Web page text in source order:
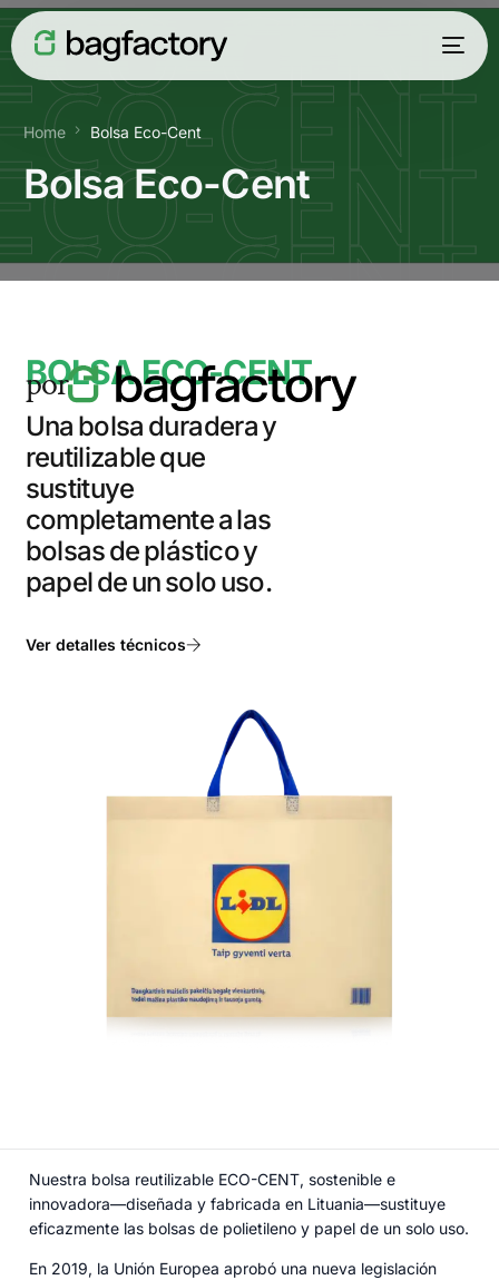
Home Bolsa Eco-Cent
Bolsa Eco-Cent
BOLSA ECO-CENT
por
Una bolsa duradera y
reutilizable que
sustituye
completamente a las
bolsas de plástico y
papel de un solo uso.
Ver detalles técnicos
Nuestra bolsa reutilizable ECO-CENT, sostenible e
innovadora—diseñada y fabricada en Lituania—sustituye
eficazmente las bolsas de polietileno y papel de un solo uso.
En 2019, la Unión Europea aprobó una nueva legislación
Español